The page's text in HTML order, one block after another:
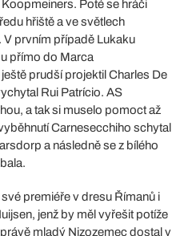
Poté se hráči
hřiště a ve světlech
V prvním případě Lukaku
přímo do Marca
prudší projektil Charles De
Rui Patrício. AS
a tak si muselo pomoct až
Carnesecchiho schytal
a následně se z bílého
premiéře v dresu Římanů i
jenž by měl vyřešit potíže
mladý Nizozemec dostal v